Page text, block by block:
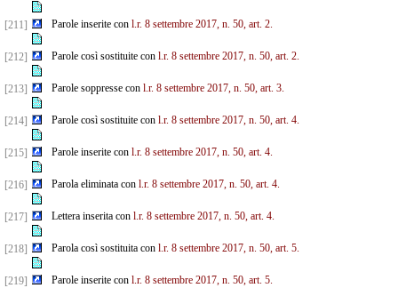
[211] Parole inserite con l.r. 8 settembre 2017, n. 50, art. 2.
[212] Parole così sostituite con l.r. 8 settembre 2017, n. 50, art. 2.
[213] Parole soppresse con l.r. 8 settembre 2017, n. 50, art. 3.
[214] Parole così sostituite con l.r. 8 settembre 2017, n. 50, art. 4.
[215] Parole inserite con l.r. 8 settembre 2017, n. 50, art. 4.
[216] Parola eliminata con l.r. 8 settembre 2017, n. 50, art. 4.
[217] Lettera inserita con l.r. 8 settembre 2017, n. 50, art. 4.
[218] Parola così sostituita con l.r. 8 settembre 2017, n. 50, art. 5.
[219] Parole inserite con l.r. 8 settembre 2017, n. 50, art. 5.